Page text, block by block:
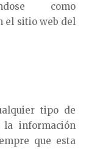
como
el sitio web del
tipo de
la información
que esta